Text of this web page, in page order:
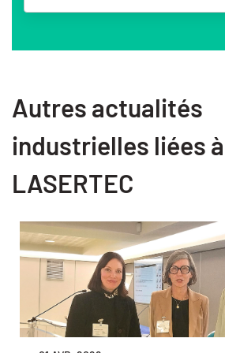
Autres actualités
industrielles liées à
LASERTEC